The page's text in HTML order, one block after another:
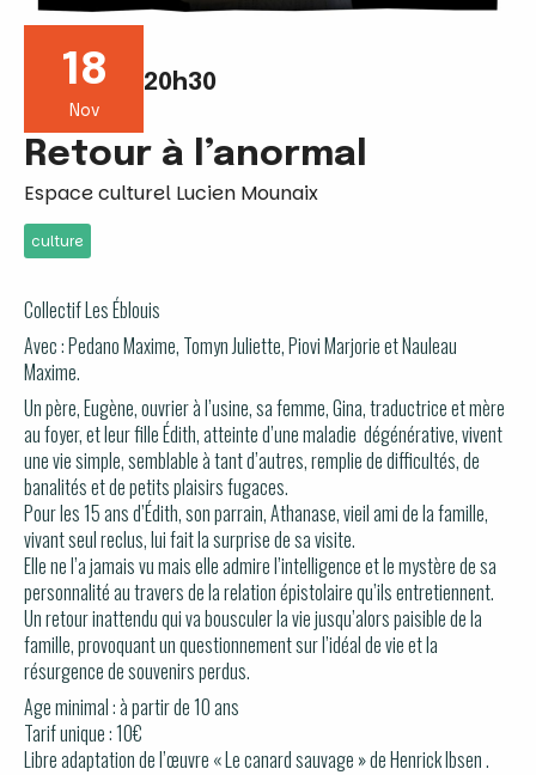
18
Nov
20h30
Retour à l’anormal
Espace culturel Lucien Mounaix
culture
Collectif Les Éblouis
Avec : Pedano Maxime, Tomyn Juliette, Piovi Marjorie et Nauleau
Maxime.
Un père, Eugène, ouvrier à l’usine, sa femme, Gina, traductrice et mère
au foyer, et leur fille Édith, atteinte d’une maladie dégénérative, vivent
une vie simple, semblable à tant d’autres, remplie de difficultés, de
banalités et de petits plaisirs fugaces.
Pour les 15 ans d’Édith, son parrain, Athanase, vieil ami de la famille,
vivant seul reclus, lui fait la surprise de sa visite.
Elle ne l’a jamais vu mais elle admire l’intelligence et le mystère de sa
personnalité au travers de la relation épistolaire qu’ils entretiennent.
Un retour inattendu qui va bousculer la vie jusqu’alors paisible de la
famille, provoquant un questionnement sur l’idéal de vie et la
résurgence de souvenirs perdus.
Age minimal : à partir de 10 ans
Tarif unique : 10€
Libre adaptation de l’œuvre « Le canard sauvage » de Henrick Ibsen .